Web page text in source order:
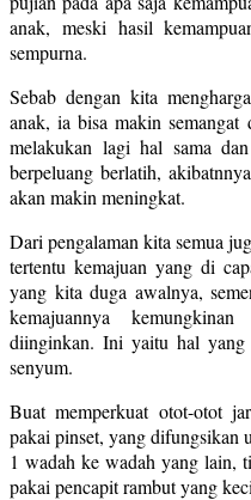
anak, meski hasil
sempurna.
Sebab dengan kita
anak, ia bisa makin
melakukan lagi hal sama
berpeluang berlatih,
akan makin meningkat.
Dari pengalaman kita semua
tertentu kemajuan yang di
yang kita duga awalnya,
kemajuannya
diinginkan. Ini yaitu hal yang
senyum.
Buat memperkuat otot-otot
pakai pinset, yang difungsikan
1 wadah ke wadah yang lain,
pakai pencapit rambut yang